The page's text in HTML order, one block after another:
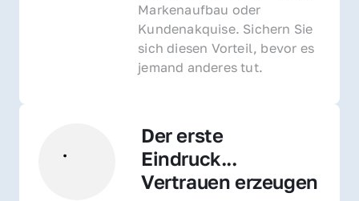
Markenaufbau oder
Kundenakquise. Sichern Sie
sich diesen Vorteil, bevor es
jemand anderes tut.
Der erste
Eindruck...
Vertrauen erzeugen